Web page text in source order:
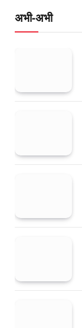
अभी-अभी